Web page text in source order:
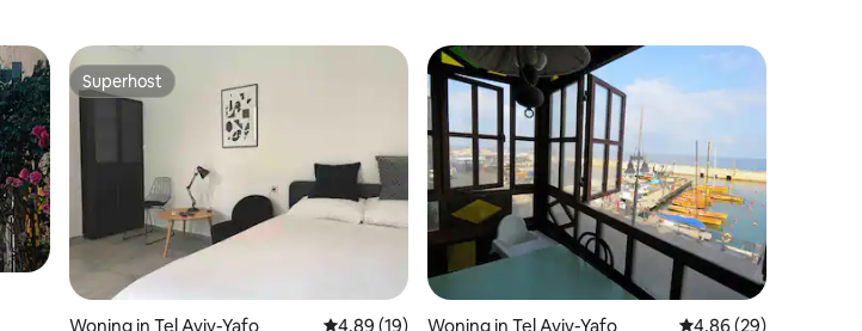
Superhost
Superhost
Woning in Tel Aviv-Yafo Gemiddelde beoordeling van 4,89 uit 5, 19 recensies
4,89 (19)
Woning in Tel Aviv-Yafo Gemiddelde
4,86 (29)